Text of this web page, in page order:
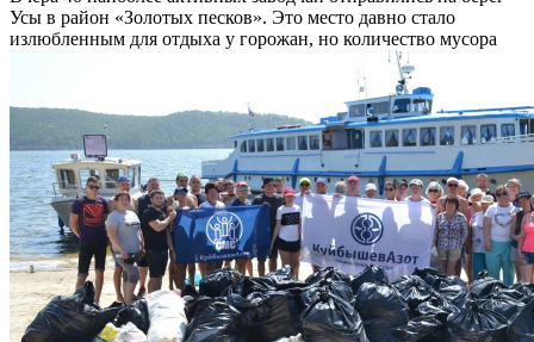
Усы в район «Золотых песков». Это место давно стало
излюбленным для отдыха у горожан, но количество мусора